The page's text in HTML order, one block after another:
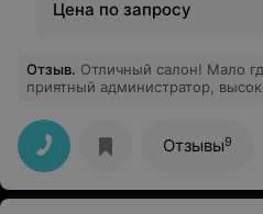
Цена по запросу
Отзыв. Отличный салон! Мало
приятный администратор,
препаратов и комфортная
собой одно место. Спасибо за
стрижку(и капучино на овсяном
Отзывы9